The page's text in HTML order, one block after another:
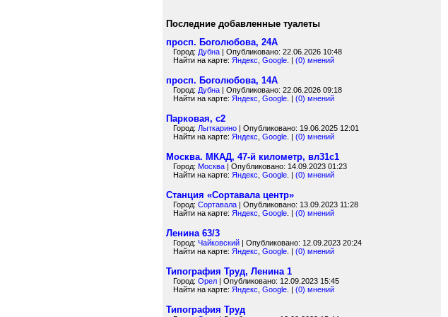
Последние добавленные туалеты
просп. Боголюбова, 24А
Город: Дубна | Опубликовано: 22.06.2026 10:48
Найти на карте: Яндекс Google . | (0) мнений
просп. Боголюбова, 14А
Город: Дубна | Опубликовано: 22.06.2026 09:18
Найти на карте: Яндекс Google . | (0) мнений
Парковая, с2
Город: Лыткарино | Опубликовано: 19.06.2025 12:01
Найти на карте: Яндекс Google . | (0) мнений
Москва. МКАД, 47-й километр, вл31с1
Город: Москва | Опубликовано: 14.09.2023 01:23
Найти на карте: Яндекс Google . | (0) мнений
Станция «Сортавала центр»
Город: Сортавала | Опубликовано: 13.09.2023 11:28
Найти на карте: Яндекс Google . | (0) мнений
Ленина 63/3
Город: Чайковский | Опубликовано: 12.09.2023 20:24
Найти на карте: Яндекс Google . | (0) мнений
Типография Труд, Ленина 1
Город: Орел | Опубликовано: 12.09.2023 15:45
Найти на карте: Яндекс Google . | (0) мнений
Типография Труд